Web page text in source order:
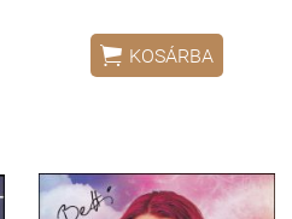
 KOSÁRBA